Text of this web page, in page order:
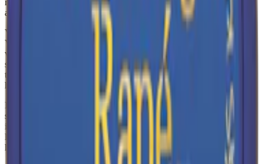
att säkerställa en jämn och ihållande frisättning av smak och nikotin.
Varje dosa innehåller 20 prillor och totalvikten uppgår till 10 gram.
Varje
väger 0,5 gram och innehåller 4 milligram nikotin,
vilket resulterar i en nikotinhalt på 0,8%. Denna mildare
snusblandning tar dig på en smak som börjar med ljus
tobakskaraktär, tydliga inslag av lavendel och enbär, samt en svag
hint av trä och citrus.
Ingredienserna inkluderar vatten, tobak, fuktighetsbevarande medel,
surhetsreglerande medel, aromer och salt. Se komplett
innehållsförteckning ovan i faktarutan. Göteborgs Rapé minisnus
lanserades ursprungligen i maj 2005 och dess mindre, rundare dosa
har blivit populär bland dem som föredrar ett mer diskret snus.